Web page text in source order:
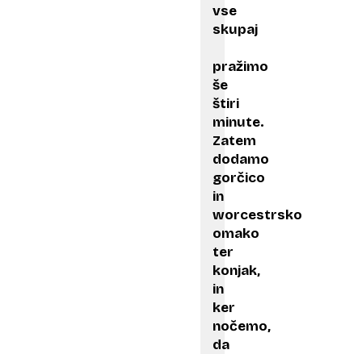
vse
skupaj
pražimo
še
štiri
minute.
Zatem
dodamo
gorčico
in
worcestrsko
omako
ter
konjak,
in
ker
nočemo,
da